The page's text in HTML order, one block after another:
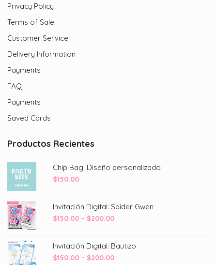
Privacy Policy
Terms of Sale
Customer Service
Delivery Information
Payments
FAQ
Payments
Saved Cards
Productos Recientes
Chip Bag: Diseño personalizado
$150.00
Invitación Digital: Spider Gwen
$150.00 – $200.00Price
through
$200.00
Invitación Digital: Bautizo
$150.00 – $200.00Price